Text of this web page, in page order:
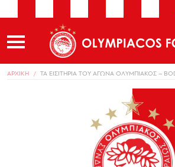
ΑΡΧΙΚΗ ΤΑ ΕΙΣΙΤΗΡΙΑ ΤΟΥ ΑΓΩΝΑ ΟΛΥΜΠΙΑΚΟΣ –